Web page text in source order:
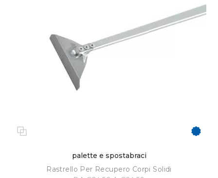
palette e spostabraci
Rastrello Per Recupero Corpi Solidi